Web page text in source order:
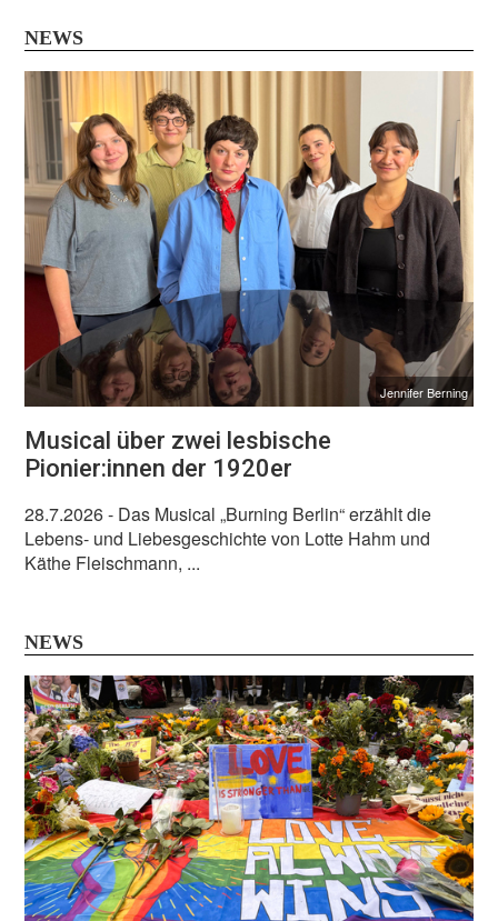
NEWS
Jennifer Berning
Musical über zwei lesbische
Pionier:innen der 1920er
28.7.2026- Das Musical „Burning Berlin“ erzählt die
Lebens- und Liebesgeschichte von Lotte Hahm und
Käthe Fleischmann, ...
NEWS